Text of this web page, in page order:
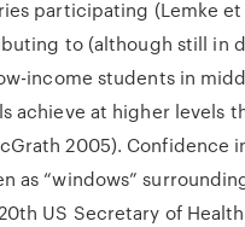
participating (Lemke et
to (although still in
income students in
achieve at higher levels
2005). Confidence
as “windows”
US Secretary of